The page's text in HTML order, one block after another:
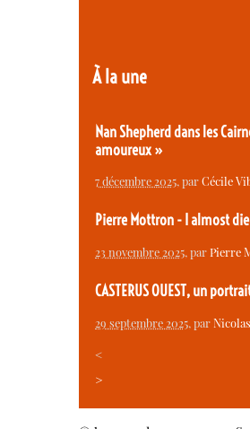
À la une
Nan Shepherd dans les
amoureux »
7 décembre 2025, parCécile
Pierre Mottron - I almost
23 novembre 2025, parPierre
CASTERUS OUEST, un
29 septembre 2025, par
<
>